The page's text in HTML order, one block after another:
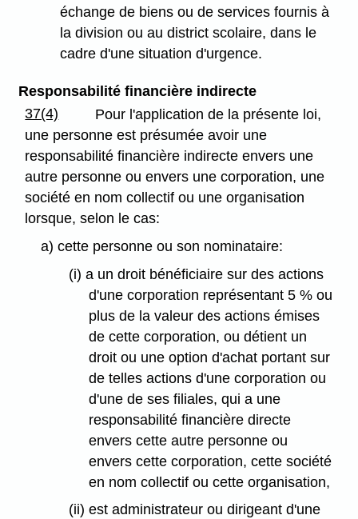
échange de biens ou de services fournis à
la division ou au district scolaire, dans le
cadre d'une situation d'urgence.
Responsabilité financière indirecte
37(4)
Pour l'application de la présente loi,
une personne est présumée avoir une
responsabilité financière indirecte envers une
autre personne ou envers une corporation, une
société en nom collectif ou une organisation
lorsque, selon le cas:
a) cette personne ou son nominataire:
(i) a un droit bénéficiaire sur des actions
d'une corporation représentant 5 % ou
plus de la valeur des actions émises
de cette corporation, ou détient un
droit ou une option d'achat portant sur
de telles actions d'une corporation ou
d'une de ses filiales, qui a une
responsabilité financière directe
envers cette autre personne ou
envers cette corporation, cette société
en nom collectif ou cette organisation,
(ii) est administrateur ou dirigeant d'une